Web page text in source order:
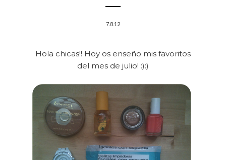
7.8.12
Hola chicas!! Hoy os enseño mis favoritos
del mes de julio! :):)